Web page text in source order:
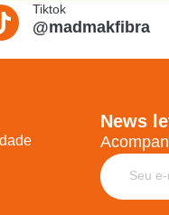
Tiktok
@madmakfibra
News